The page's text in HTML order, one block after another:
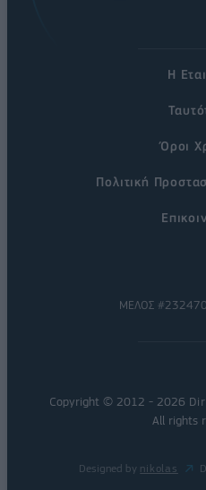
Η
Όροι
Πολιτική
ΜΕΛΟΣ
Copyright © 2012 - 2026
All rights
Designed by nikolas